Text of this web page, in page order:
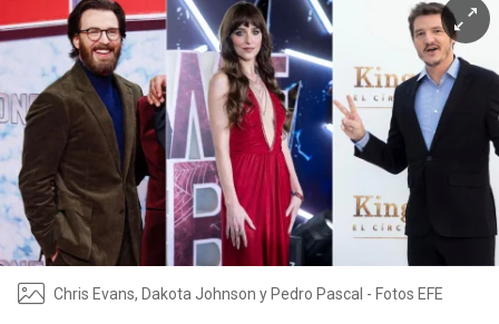
Chris Evans, Dakota Johnson y Pedro Pascal - Fotos EFE